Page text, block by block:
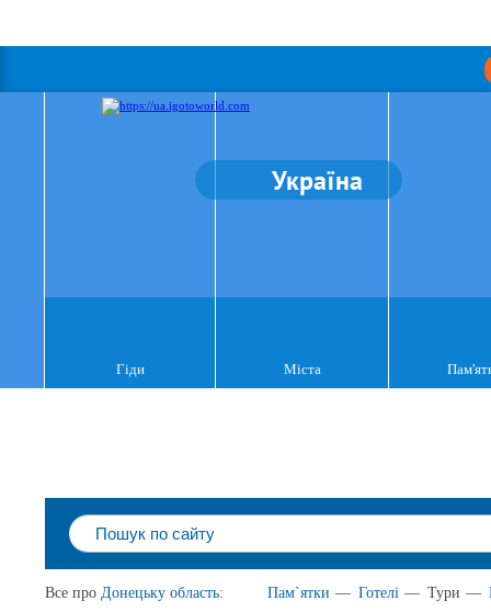
Україна
Гіди Міста
Все про Донецьку область: Пам`ятки — Готелі — Тури —